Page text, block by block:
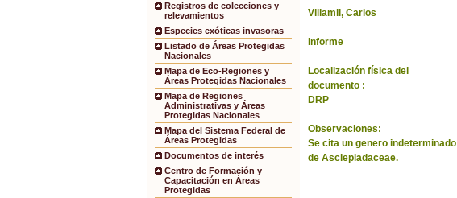
Registros de colecciones y
relevamientos
Especies exóticas invasoras
Listado de Áreas Protegidas
Nacionales
Mapa de Eco-Regiones y
Áreas Protegidas Nacionales
Mapa de Regiones
Administrativas y Áreas
Protegidas Nacionales
Mapa del Sistema Federal de
Áreas Protegidas
Documentos de interés
Centro de Formación y
Capacitación en Áreas
Protegidas
Villamil, Carlos
Informe
Localización física del
documento :
DRP
Observaciones:
Se cita un genero indeterminado
de Asclepiadaceae.